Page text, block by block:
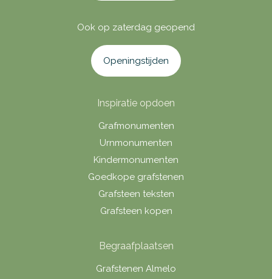
Ook op zaterdag geopend
Openingstijden
Inspiratie opdoen
Grafmonumenten
Urnmonumenten
Kindermonumenten
Goedkope grafstenen
Grafsteen teksten
Grafsteen kopen
Begraafplaatsen
Grafstenen Almelo